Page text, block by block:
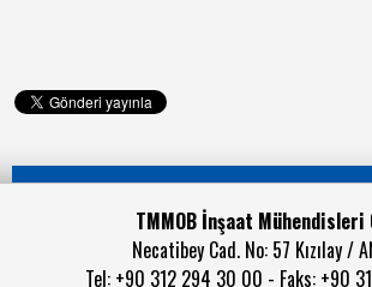
TMMOB İnşaat Mühendisleri
Necatibey Cad. No: 57 Kızılay /
Tel: +90 312 294 30 00 - Faks: +90